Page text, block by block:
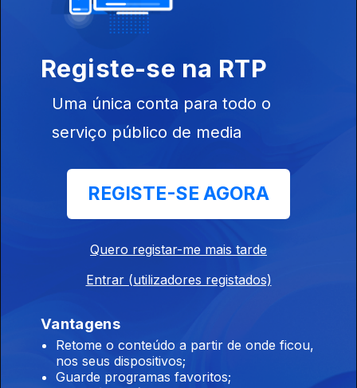
Regimiento”
Guerra Civil Espanhola e “Himno de Riego”
Guerra Civil Espanhola e “El novio de la
14 jul. 2026
Guerra Civil Espanhola e “A Las Barricadas”
Registe-se na RTP
Uma única conta para todo o
serviço público de media
REGISTE-SE AGORA
Quero registar-me mais tarde
Entrar (utilizadores registados)
Vantagens
Retome o conteúdo a partir de onde ficou,
nos seus dispositivos;
Guarde programas favoritos;